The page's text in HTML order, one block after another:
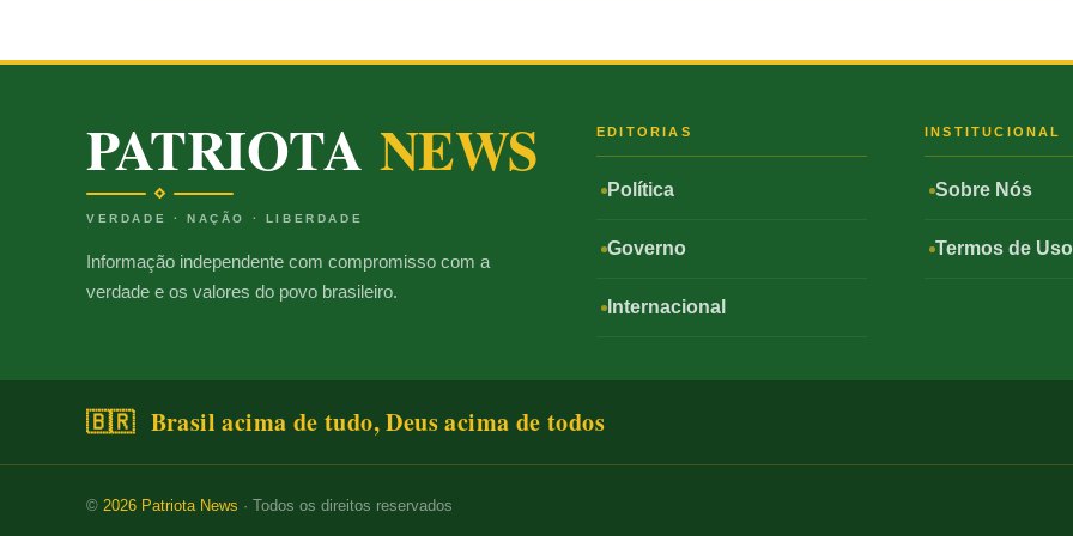
PATRIOTA NEWS
VERDADE · NAÇÃO · LIBERDADE
Informação independente com compromisso com a
verdade e os valores do povo brasileiro.
EDITORIAS
Política
Governo
Internacional
INSTITUCIONAL
Sobre Nós
Termos de Uso
🇧🇷 Brasil acima de tudo, Deus acima de todos
© 2026 Patriota News · Todos os direitos reservados